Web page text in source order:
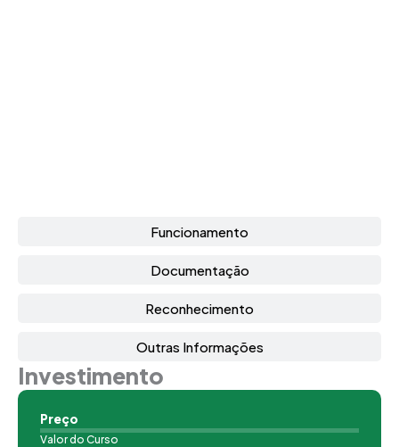
Funcionamento
Documentação
Reconhecimento
Outras Informações
Investimento
Preço
Valor do Curso